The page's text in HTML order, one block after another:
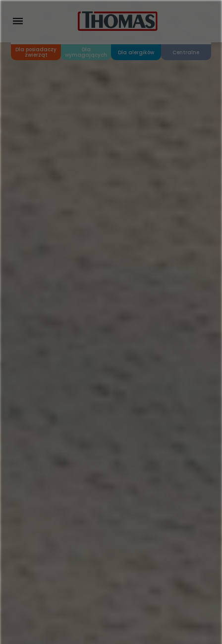
Dla posiadaczy
zwierząt
Dla
wymagających Dla alergików Centralne